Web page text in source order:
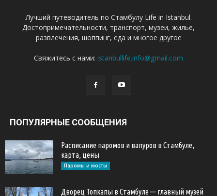
Лучший путеводитель по Стамбулу Life in Istanbul.
Достопримечательности, транспорт, музеи, жилье,
развлечения, шоппинг, еда и многое другое
Свяжитесь с нами: istanbullife.info@gmail.com
ПОПУЛЯРНЫЕ СООБЩЕНИЯ
Расписание паромов и вапуров в Стамбуле,
карта, цены
Паромы и мосты
Дворец Топкапы в Стамбуле — главный музей